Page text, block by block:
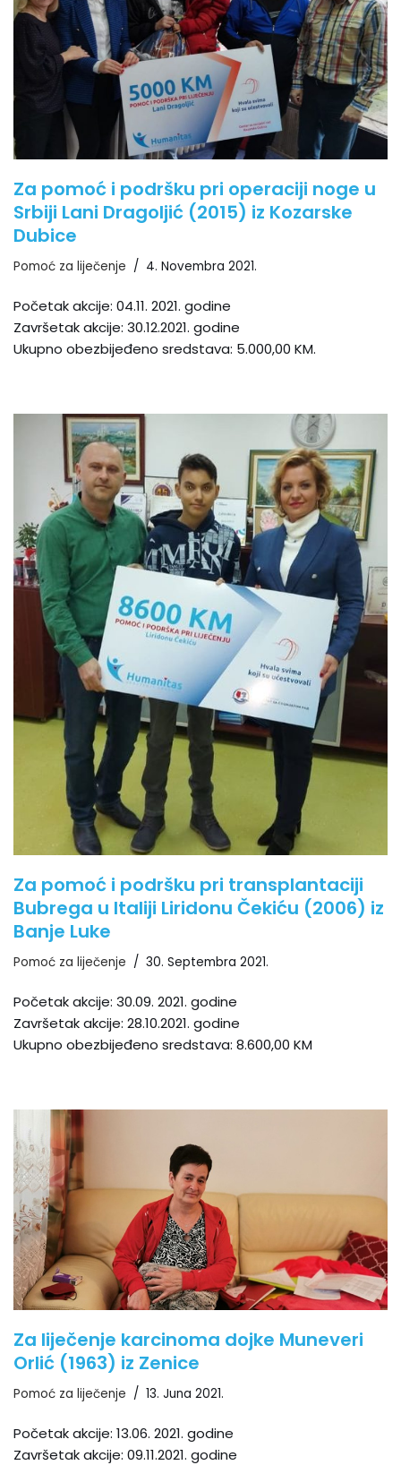
Za pomoć i podršku pri operaciji noge u
Srbiji Lani Dragoljić (2015) iz Kozarske
Dubice
Pomoć za liječenje 4. Novembra 2021.
Početak akcije: 04.11. 2021. godine
Završetak akcije: 30.12.2021. godine
Ukupno obezbijeđeno sredstava: 5.000,00 KM.
Za pomoć i podršku pri transplantaciji
Bubrega u Italiji Liridonu Čekiću (2006) iz
Banje Luke
Pomoć za liječenje 30. Septembra 2021.
Početak akcije: 30.09. 2021. godine
Završetak akcije: 28.10.2021. godine
Ukupno obezbijeđeno sredstava: 8.600,00 KM
Za liječenje karcinoma dojke Muneveri
Orlić (1963) iz Zenice
Pomoć za liječenje 13. Juna 2021.
Početak akcije: 13.06. 2021. godine
Završetak akcije: 09.11.2021. godine